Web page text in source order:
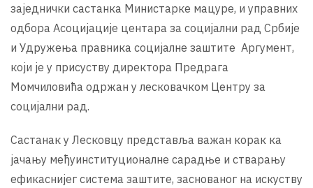
заједнички састанка Министарке мацуре, и управних
одбора Асоцијације центара за социјални рад Србије
и Удружења правника социјалне заштите Аргумент,
који је у присуству директора Предрага
Момчиловића одржан у лесковачком Центру за
социјални рад.
Састанак у Лесковцу представља важан корак ка
јачању међуинституционалне сарадње и стварању
ефикаснијег система заштите, заснованог на искуству